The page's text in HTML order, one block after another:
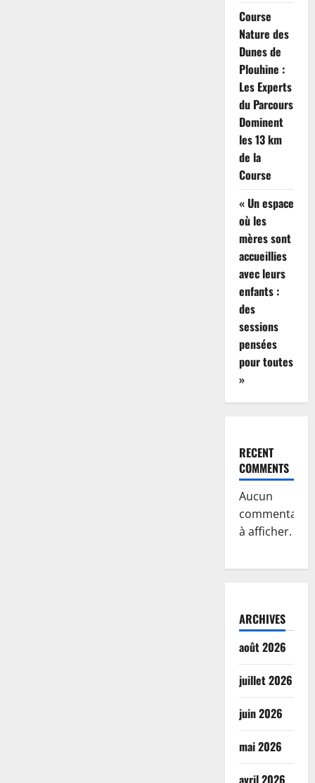
Course
Nature des
Dunes de
Plouhine :
Les Experts
du Parcours
Dominent
les 13 km
de la
Course
« Un espace
où les
mères sont
accueillies
avec leurs
enfants :
des
sessions
pensées
pour toutes
»
RECENT
COMMENTS
Aucun
commentaire
à afficher.
ARCHIVES
août 2026
juillet 2026
juin 2026
mai 2026
avril 2026